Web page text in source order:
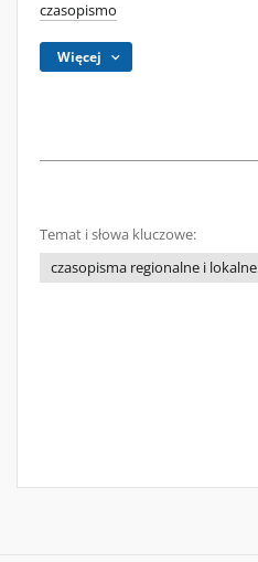
czasopismo
Więcej
Temat i słowa kluczowe:
czasopisma regionalne i lokalne